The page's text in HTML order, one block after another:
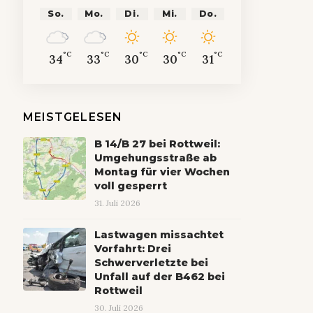
So.
34°C
Mo.
33°C
Di.
30°C
Mi.
30°C
Do.
31°C
MEISTGELESEN
B 14/B 27 bei Rottweil:
Umgehungsstraße ab
Montag für vier Wochen
voll gesperrt
31. Juli 2026
Lastwagen missachtet
Vorfahrt: Drei
Schwerverletzte bei
Unfall auf der B462 bei
Rottweil
30. Juli 2026